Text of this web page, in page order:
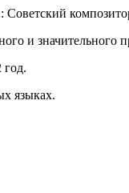
и значительного
языках.